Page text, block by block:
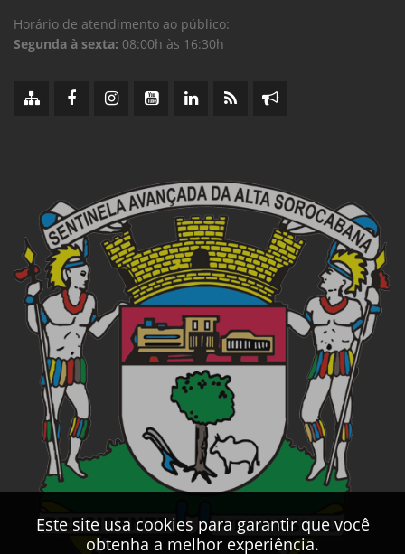
Este site usa cookies para garantir que você
obtenha a melhor experiência.
Horário de atendimento ao público:
Segunda à sexta: 08:00h às 16:30h